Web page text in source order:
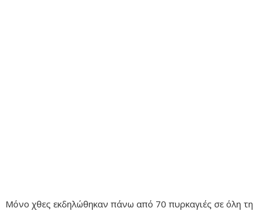
Μόνο χθες εκδηλώθηκαν πάνω από 70 πυρκαγιές σε όλη τη